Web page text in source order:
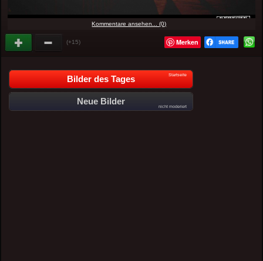
Kommentare ansehen... (0)
(+15) Merken
Bilder des Tages Startseite
Neue Bilder
nicht moderiert